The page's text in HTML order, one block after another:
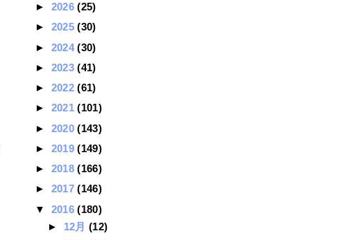
► 2026(25)
► 2025(30)
► 2024(30)
► 2023(41)
► 2022(61)
► 2021(101)
► 2020(143)
► 2019(149)
► 2018(166)
► 2017(146)
▼ 2016(180)
► 12月(12)